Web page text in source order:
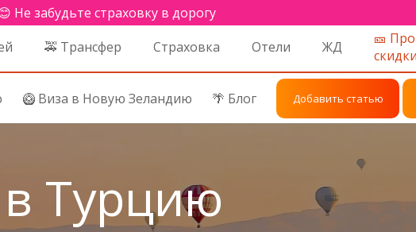
Не забудьте страховку в дорогу
🚕 Трансфер Страховка Отели ЖД
🎫
скидки
🥝 Виза в Новую Зеландию 🌴 Блог Добавить статью
Турцию